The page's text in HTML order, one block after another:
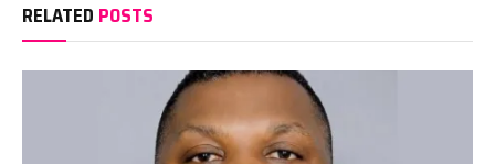
RELATED POSTS